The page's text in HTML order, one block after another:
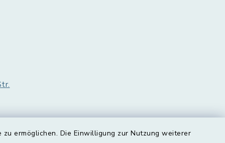
ermöglichen. Die Einwilligung zur Nutzung weiterer